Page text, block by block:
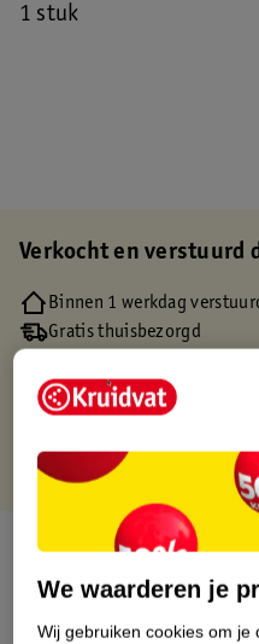
1 stuk
Verkocht en verstuurd
Binnen 1 werkdag
Gratis thuisbezorgd
Gratis punten met je
Over dit product
Productinformatie
We waarderen je
Wij gebruiken cookies om je